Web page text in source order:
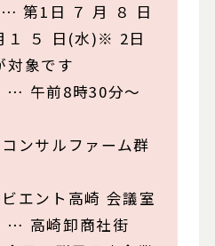
第1日 ７ 月 ８ 日
１ ５ 日(水)※ 2日
対象です
… 午前8時30分～
ンサルファーム群
エント高崎 会議室
… 高崎卸商社街